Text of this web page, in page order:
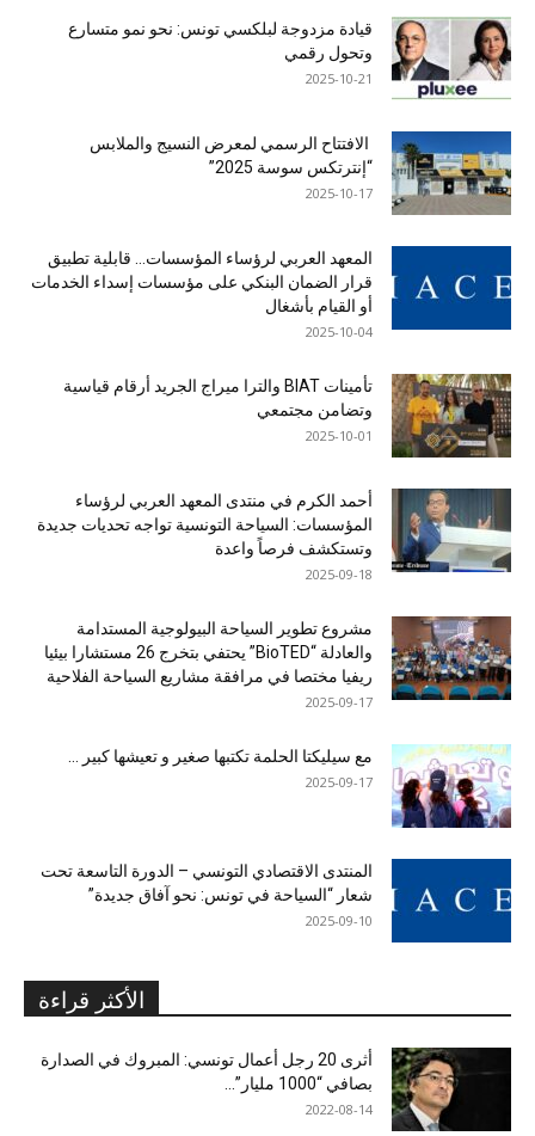
قيادة مزدوجة لبلكسي تونس: نحو نمو متسارع
وتحول رقمي
2025-10-21
الافتتاح الرسمي لمعرض النسيج والملابس
“إنترتكس سوسة 2025”
2025-10-17
المعهد العربي لرؤساء المؤسسات… قابلية تطبيق
قرار الضمان البنكي على مؤسسات إسداء الخدمات
أو القيام بأشغال
2025-10-04
تأمينات BIAT والترا ميراج الجريد أرقام قياسية
وتضامن مجتمعي
2025-10-01
أحمد الكرم في منتدى المعهد العربي لرؤساء
المؤسسات: السياحة التونسية تواجه تحديات جديدة
وتستكشف فرصاً واعدة
2025-09-18
مشروع تطوير السياحة البيولوجية المستدامة
والعادلة “BioTED” يحتفي بتخرج 26 مستشارا بيئيا
ريفيا مختصا في مرافقة مشاريع السياحة الفلاحية
2025-09-17
مع سيليكتا الحلمة تكتبها صغير و تعيشها كبير …
2025-09-17
المنتدى الاقتصادي التونسي – الدورة التاسعة تحت
شعار “السياحة في تونس: نحو آفاق جديدة”
2025-09-10
الأكثر قراءة
أثرى 20 رجل أعمال تونسي: المبروك في الصدارة
بصافي “1000 مليار”...
2022-08-14